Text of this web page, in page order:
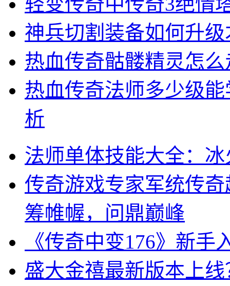
神兵切割装备如何升
热血传奇骷髅精灵怎
热血传奇法师多少级
析
法师单体技能大全：
传奇游戏专家军统传
筹帷幄，问鼎巅峰
《传奇中变176》新
盛大金禧最新版本上